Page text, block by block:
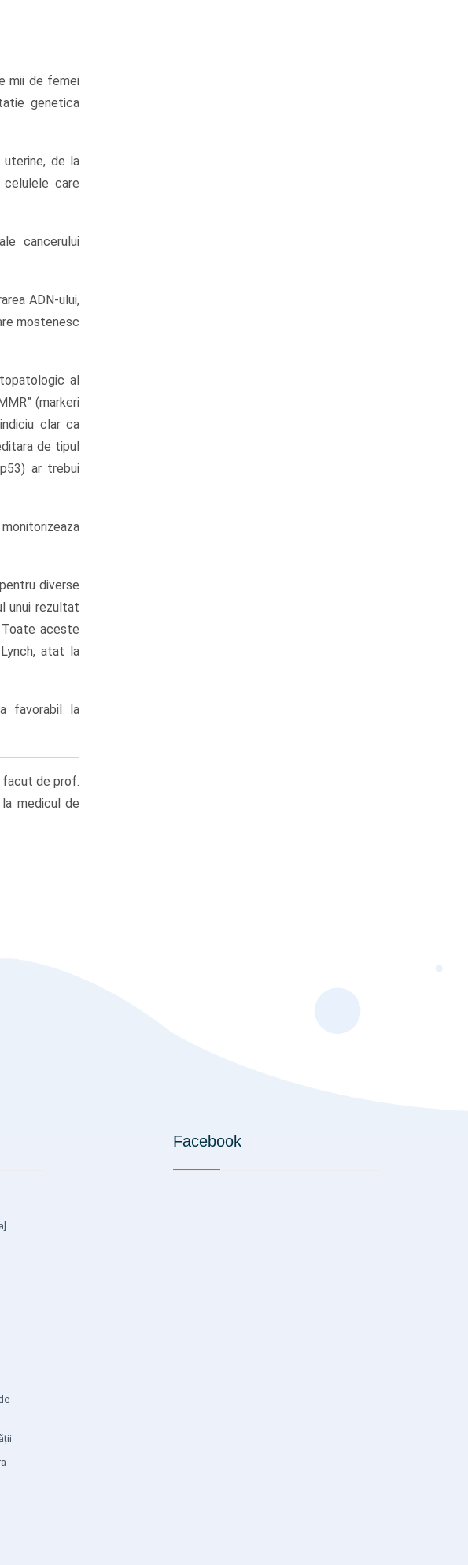
mii de femei
genetica
uterine, de la
care
cancerului
ADN-ului,
mostenesc
al
(markeri
clar ca
de tipul
ar trebui
diverse
unui rezultat
Toate aceste
atat la
favorabil la
facut de prof.
medicul de
Facebook